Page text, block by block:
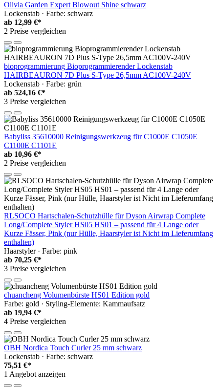
Olivia Garden Expert Blowout Shine schwarz
Lockenstab · Farbe: schwarz
ab 12,99 €*
2 Preise vergleichen
bioprogrammierung Bioprogrammierender Lockenstab
HAIRBEAURON 7D Plus S-Type 26,5mm AC100V-240V
Lockenstab · Farbe: grün
ab 524,16 €*
3 Preise vergleichen
Babyliss 35610000 Reinigungswerkzeug für C1000E C1050E
C1100E C1101E
ab 10,96 €*
2 Preise vergleichen
RLSOCO Hartschalen-Schutzhülle für Dyson Airwrap Complete
Long/Complete Styler HS05 HS01 – passend für 4 Lange oder
Kurze Fässer, Pink (nur Hülle, Haarstyler ist Nicht im Lieferumfang
enthalten)
Haarstyler · Farbe: pink
ab 70,25 €*
3 Preise vergleichen
chuancheng Volumenbürste HS01 Edition gold
Farbe: gold · Styling-Elemente: Kammaufsatz
ab 19,94 €*
4 Preise vergleichen
OBH Nordica Touch Curler 25 mm schwarz
Lockenstab · Farbe: schwarz
75,51 €*
1 Angebot anzeigen